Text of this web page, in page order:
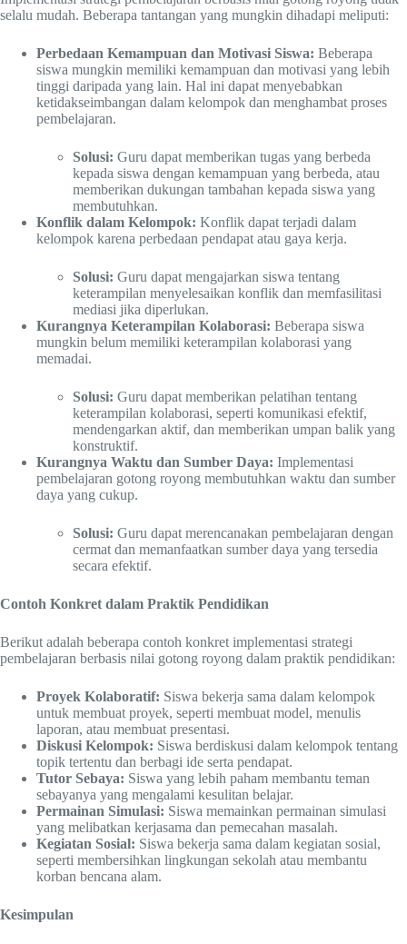
selalu mudah. Beberapa tantangan yang mungkin dihadapi meliputi:
Perbedaan Kemampuan dan Motivasi Siswa: Beberapa
siswa mungkin memiliki kemampuan dan motivasi yang lebih
tinggi daripada yang lain. Hal ini dapat menyebabkan
ketidakseimbangan dalam kelompok dan menghambat proses
pembelajaran.
Solusi: Guru dapat memberikan tugas yang berbeda
kepada siswa dengan kemampuan yang berbeda, atau
memberikan dukungan tambahan kepada siswa yang
membutuhkan.
Konflik dalam Kelompok: Konflik dapat terjadi dalam
kelompok karena perbedaan pendapat atau gaya kerja.
Solusi: Guru dapat mengajarkan siswa tentang
keterampilan menyelesaikan konflik dan memfasilitasi
mediasi jika diperlukan.
Kurangnya Keterampilan Kolaborasi: Beberapa siswa
mungkin belum memiliki keterampilan kolaborasi yang
memadai.
Solusi: Guru dapat memberikan pelatihan tentang
keterampilan kolaborasi, seperti komunikasi efektif,
mendengarkan aktif, dan memberikan umpan balik yang
konstruktif.
Kurangnya Waktu dan Sumber Daya: Implementasi
pembelajaran gotong royong membutuhkan waktu dan sumber
daya yang cukup.
Solusi: Guru dapat merencanakan pembelajaran dengan
cermat dan memanfaatkan sumber daya yang tersedia
secara efektif.
Contoh Konkret dalam Praktik Pendidikan
Berikut adalah beberapa contoh konkret implementasi strategi
pembelajaran berbasis nilai gotong royong dalam praktik pendidikan:
Proyek Kolaboratif: Siswa bekerja sama dalam kelompok
untuk membuat proyek, seperti membuat model, menulis
laporan, atau membuat presentasi.
Diskusi Kelompok: Siswa berdiskusi dalam kelompok tentang
topik tertentu dan berbagi ide serta pendapat.
Tutor Sebaya: Siswa yang lebih paham membantu teman
sebayanya yang mengalami kesulitan belajar.
Permainan Simulasi: Siswa memainkan permainan simulasi
yang melibatkan kerjasama dan pemecahan masalah.
Kegiatan Sosial: Siswa bekerja sama dalam kegiatan sosial,
seperti membersihkan lingkungan sekolah atau membantu
korban bencana alam.
Kesimpulan